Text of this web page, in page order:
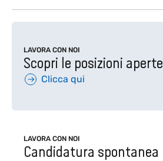
LAVORA CON NOI
Scopri le posizioni aperte
Clicca qui
LAVORA CON NOI
Candidatura spontanea